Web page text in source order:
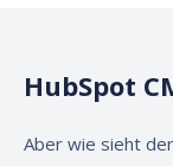
responsiver
anderen
Coding
eingerichtet
HubSpot
Aber wie sieht